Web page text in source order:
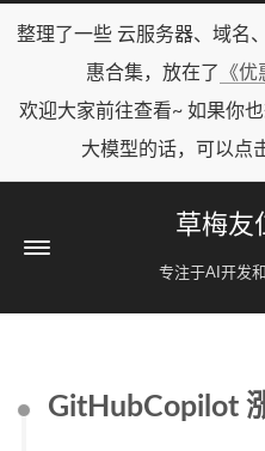
整理了一些 云服务器、域名
惠合集，放在了
《优
欢迎大家前往查看~ 如果你
大模型的话，可以点
草梅友
专注于AI开发
GitHubCopilot